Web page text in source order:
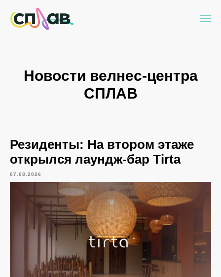
Новости велнес-центра
СПЛАВ
Резиденты: На втором этаже
открылся лаундж-бар Tirta
07.08.2026